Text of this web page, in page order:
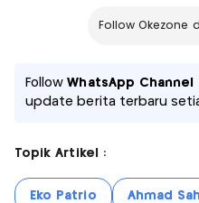
Follow Okezone
FollowWhatsApp Channel
update berita terbaru
Topik Artikel :
Eko Patrio Ahmad